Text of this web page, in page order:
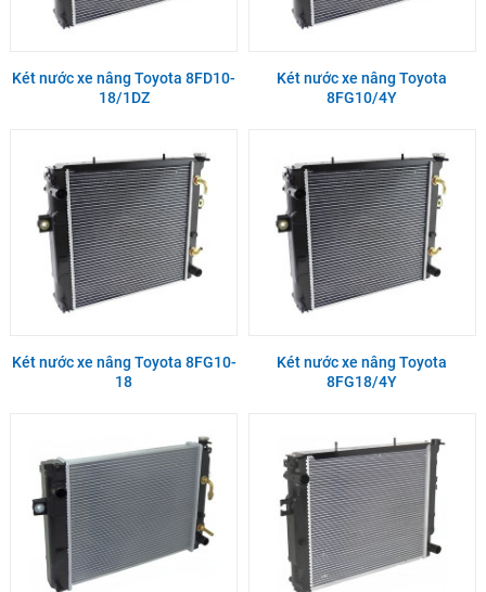
Két nước xe nâng Toyota 8FD10-
18/1DZ
Két nước xe nâng Toyota
8FG10/4Y
Két nước xe nâng Toyota 8FG10-
18
Két nước xe nâng Toyota
8FG18/4Y